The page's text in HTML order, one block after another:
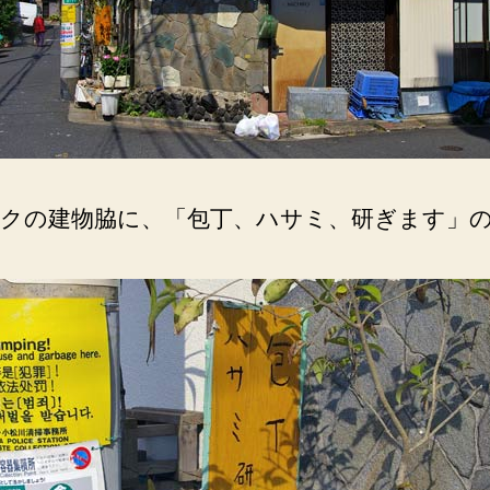
の建物脇に、「包丁、ハサミ、研ぎます」